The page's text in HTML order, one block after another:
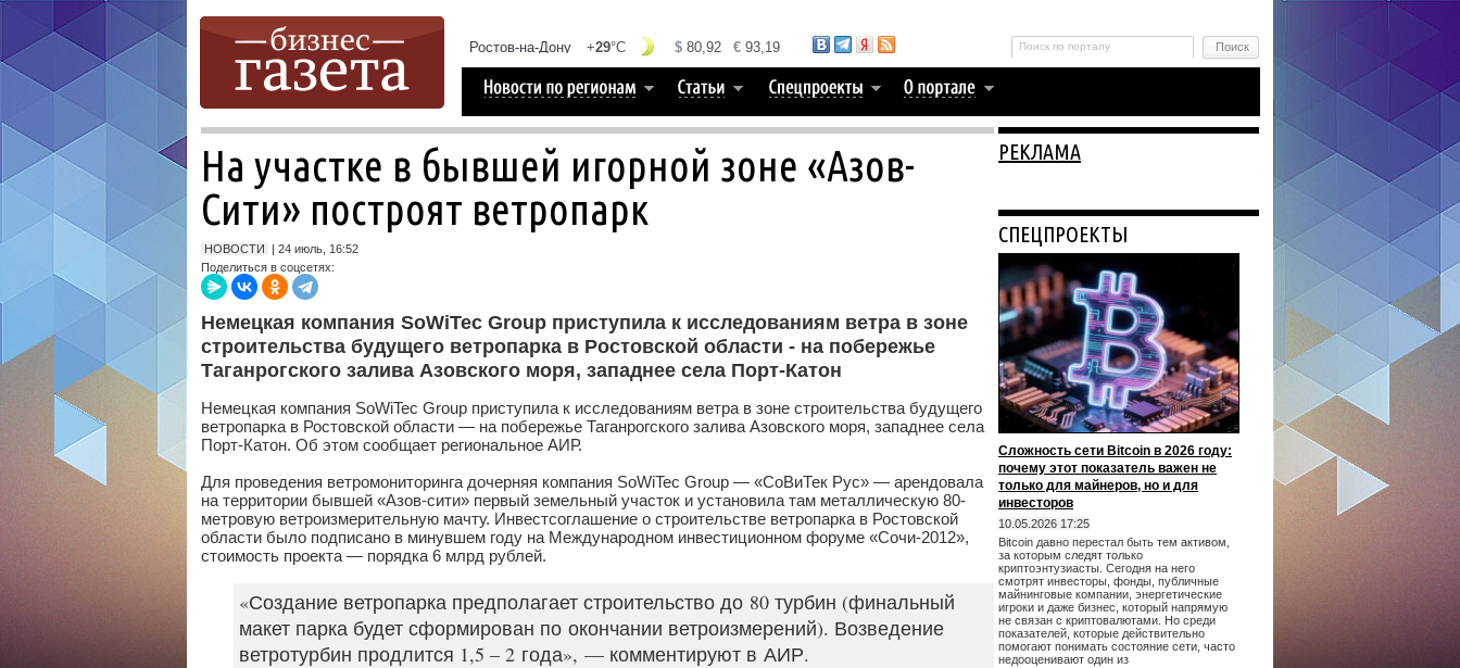
На участке в бывшей игорной зоне «Азов-
Сити» построят ветропарк
НОВОСТИ
| 24 июль, 16:52
Поделиться в соцсетях:
Немецкая компания SoWiTec Group приступила к исследованиям ветра в зоне
строительства будущего ветропарка в Ростовской области - на побережье
Таганрогского залива Азовского моря, западнее села Порт-Катон
Немецкая компания SoWiTec Group приступила к исследованиям ветра в зоне строительства будущего
ветропарка в Ростовской области — на побережье Таганрогского залива Азовского моря, западнее села
Порт-Катон. Об этом сообщает региональное АИР.
Для проведения ветромониторинга дочерняя компания SoWiTec Group — «СоВиТек Рус» — арендовала
на территории бывшей «Азов-сити» первый земельный участок и установила там металлическую 80-
метровую ветроизмерительную мачту. Инвестсоглашение о строительстве ветропарка в Ростовской
области было подписано в минувшем году на Международном инвестиционном форуме «Сочи-2012»,
стоимость проекта — порядка 6 млрд рублей.
«Создание ветропарка предполагает строительство до 80 турбин (финальный
макет парка будет сформирован по окончании ветроизмерений). Возведение
ветротурбин продлится 1,5 – 2 года», — комментируют в АИР.
РЕКЛАМА
СПЕЦПРОЕКТЫ
Сложность сети Bitcoin в 2026 году:
почему этот показатель важен не
только для майнеров, но и для
инвесторов
10.05.2026 17:25
Bitcoin давно перестал быть тем активом,
за которым следят только
криптоэнтузиасты. Сегодня на него
смотрят инвесторы, фонды, публичные
майнинговые компании, энергетические
игроки и даже бизнес, который напрямую
не связан с криптовалютами. Но среди
показателей, которые действительно
помогают понимать состояние сети, часто
недооценивают один из